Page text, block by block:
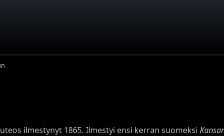
ilmestynyt 1865. Ilmestyi ensi kerran suomeksi